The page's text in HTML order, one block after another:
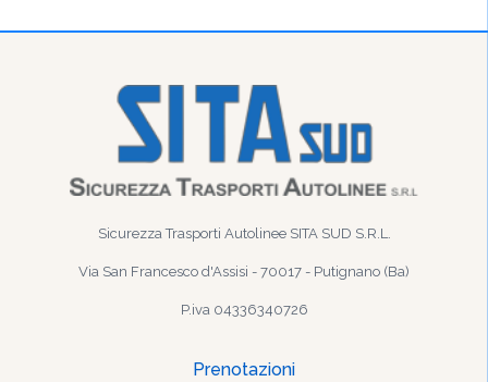
Sicurezza Trasporti Autolinee SITA SUD S.R.L.
Via San Francesco d'Assisi - 70017 - Putignano (Ba)
P.iva 04336340726
Prenotazioni